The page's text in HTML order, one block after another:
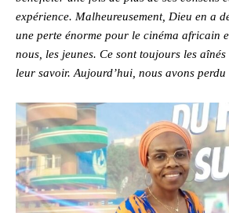
expérience. Malheureusement, Dieu en a
une perte énorme pour le cinéma africain
nous, les jeunes. Ce sont toujours les
leur savoir. Aujourd’hui, nous avons perdu